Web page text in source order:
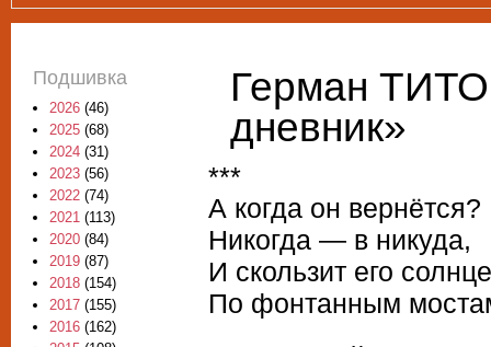
Герман
дневник»
***
А когда он вернётся?
Никогда — в никуда,
И скользит его солнце
По фонтанным
Подшивка
2026 (46)
2025 (68)
2024 (31)
2023 (56)
2022 (74)
2021 (113)
2020 (84)
2019 (87)
2018 (154)
2017 (155)
2016 (162)